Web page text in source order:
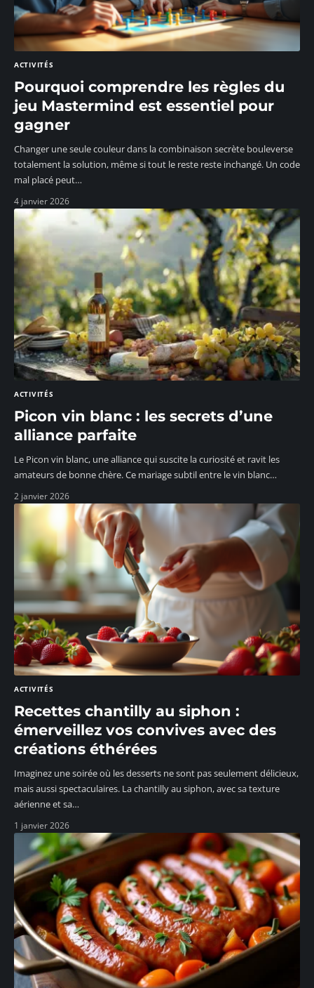
ACTIVITÉS
Pourquoi comprendre les règles du
jeu Mastermind est essentiel pour
gagner
Changer une seule couleur dans la combinaison secrète bouleverse
totalement la solution, même si tout le reste reste inchangé. Un code
mal placé peut…
4 janvier 2026
ACTIVITÉS
Picon vin blanc : les secrets d’une
alliance parfaite
Le Picon vin blanc, une alliance qui suscite la curiosité et ravit les
amateurs de bonne chère. Ce mariage subtil entre le vin blanc…
2 janvier 2026
ACTIVITÉS
Recettes chantilly au siphon :
émerveillez vos convives avec des
créations éthérées
Imaginez une soirée où les desserts ne sont pas seulement délicieux,
mais aussi spectaculaires. La chantilly au siphon, avec sa texture
aérienne et sa…
1 janvier 2026